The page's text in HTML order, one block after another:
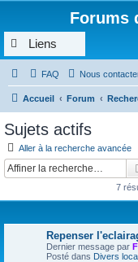
Forums
Liens
FAQ Nous
Accueil Forum
Sujets actifs
Aller à la recherche avancée
7
Repenser
Dernier message par
Posté dans Divers